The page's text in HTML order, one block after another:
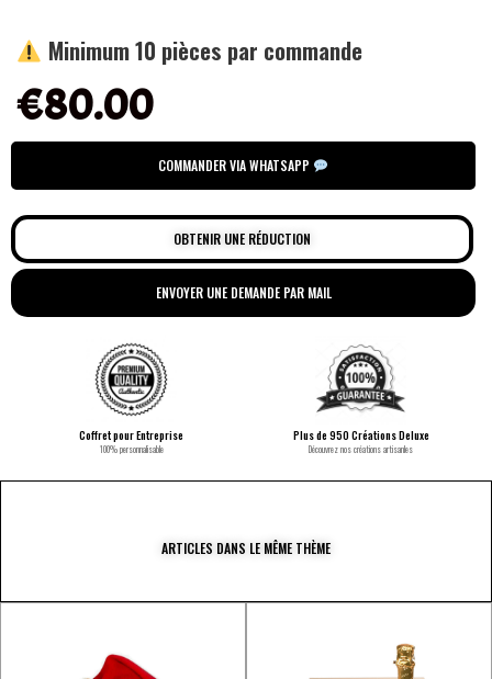
Minimum 10 pièces par commande
€80.00
COMMANDER VIA WHATSAPP
OBTENIR UNE RÉDUCTION
ENVOYER UNE DEMANDE PAR MAIL
Coffret pour Entreprise
100% personnalisable
Plus de 950 Créations Deluxe
Découvrez nos créations artisanles
ARTICLES DANS LE MÊME THÈME